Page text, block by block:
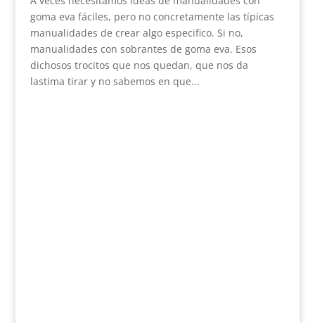
goma eva fáciles, pero no concretamente las típicas
manualidades de crear algo especifico. Si no,
manualidades con sobrantes de goma eva. Esos
dichosos trocitos que nos quedan, que nos da
lastima tirar y no sabemos en que...